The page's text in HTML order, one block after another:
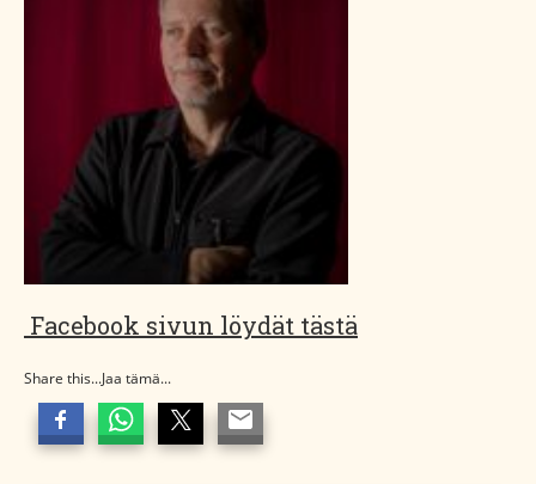
Facebook sivun löydät tästä
Share this...Jaa tämä...